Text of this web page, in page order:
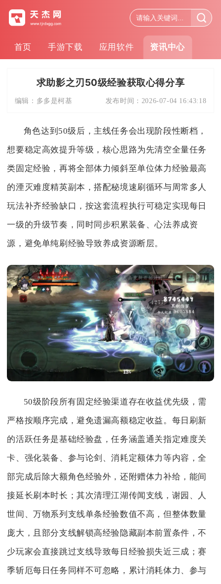
首页 手游下载 应用软件 资讯中心
求助影之刃50级经验获取心得分享
编辑： 多多是柯基 发布时间： 2026-07-04 16:43:18
角色达到50级后，主线任务会出现阶段性断档，
想要稳定高效提升等级，核心思路为先清空全量任务
类固定经验，再将全部体力倾斜至单位体力经验最高
的湮灭难度精英副本，搭配秘境速刷循环与周常多人
玩法补齐经验缺口，按这套流程执行可稳定实现每日
一级的升级节奏，同时同步积累装备、心法养成资
源，避免单纯刷经验导致养成资源断层。
50级阶段所有固定经验渠道存在收益优先级，需
严格按顺序完成，避免遗漏高额稳定收益。每日刷新
的活跃任务是基础经验盘，任务涵盖通关指定难度关
卡、强化装备、参与论剑、消耗定额体力等内容，全
部完成后除大额角色经验外，还附赠体力补给，能间
接延长刷本时长；其次清理江湖传闻支线，谢园、人
世间、万物系列支线单条经验数值不高，但整体数量
庞大，且部分支线解锁高经验隐藏副本前置条件，不
少玩家会直接跳过支线导致每日经验损失近三成；赛
季斩厄每日任务同样不可忽略，累计消耗体力、参与